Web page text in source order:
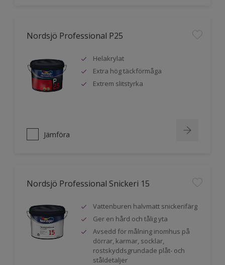
Nordsjö Professional P25
Helakrylat
Extra hög täckförmåga
Extrem slitstyrka
Jämföra
Nordsjö Professional Snickeri 15
Vattenburen halvmatt snickerifärg
Ger en hård och tålig yta
Avsedd för målning inomhus på
dörrar, karmar, socklar,
rostskyddsgrundade plåt- och
ståldetaljer